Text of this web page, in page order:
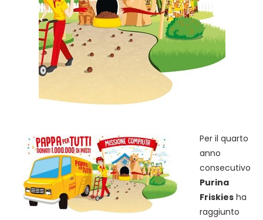
Per il quarto
anno
consecutivo
Purina
Friskies ha
raggiunto